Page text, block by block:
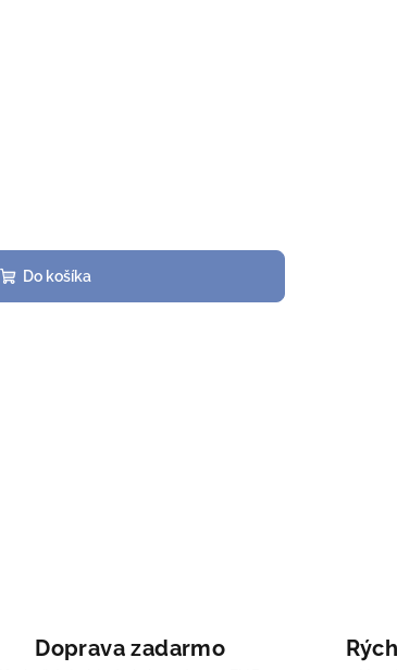
Do košíka
Doprava zadarmo